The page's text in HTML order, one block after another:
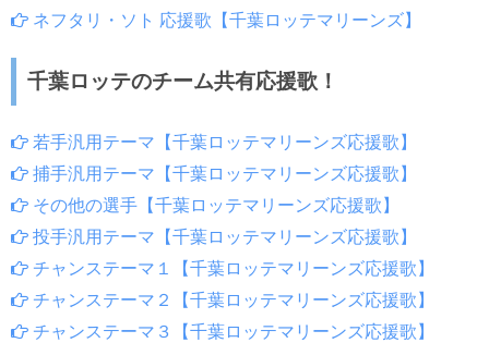
ネフタリ・ソト 応援歌【千葉ロッテマリーンズ】
千葉ロッテのチーム共有応援歌！
若手汎用テーマ【千葉ロッテマリーンズ応援歌】
捕手汎用テーマ【千葉ロッテマリーンズ応援歌】
その他の選手【千葉ロッテマリーンズ応援歌】
投手汎用テーマ【千葉ロッテマリーンズ応援歌】
チャンステーマ１【千葉ロッテマリーンズ応援歌】
チャンステーマ２【千葉ロッテマリーンズ応援歌】
チャンステーマ３【千葉ロッテマリーンズ応援歌】